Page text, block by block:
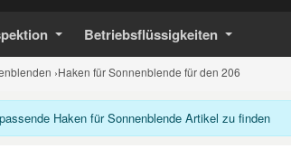
Betriebsflüssigkeiten
›Haken für Sonnenblende für den 206
Haken für Sonnenblende Artikel zu finden